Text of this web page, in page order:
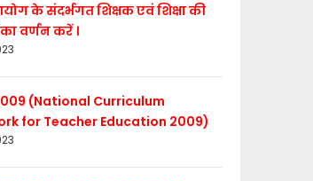
के संदर्भगत शिक्षक एवं शिक्षा की
वर्णन करें ।
(National Curriculum
for Teacher Education 2009)